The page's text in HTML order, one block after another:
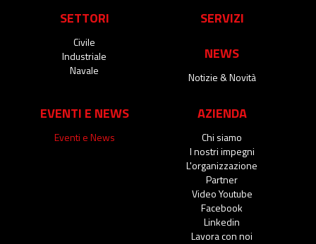
SETTORI
Civile
Industriale
Navale
SERVIZI
NEWS
Notizie & Novità
EVENTI E NEWS
Eventi e News
AZIENDA
Chi siamo
I nostri impegni
L'organizzazione
Partner
Video Youtube
Facebook
Linkedin
Lavora con noi